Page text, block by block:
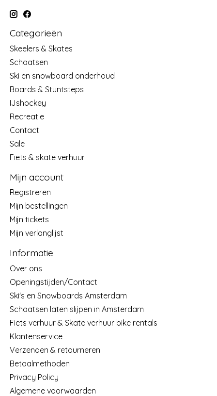
Categorieën
Skeelers & Skates
Schaatsen
Ski en snowboard onderhoud
Boards & Stuntsteps
IJshockey
Recreatie
Contact
Sale
Fiets & skate verhuur
Mijn account
Registreren
Mijn bestellingen
Mijn tickets
Mijn verlanglijst
Informatie
Over ons
Openingstijden/Contact
Ski's en Snowboards Amsterdam
Schaatsen laten slijpen in Amsterdam
Fiets verhuur & Skate verhuur bike rentals
Klantenservice
Verzenden & retourneren
Betaalmethoden
Privacy Policy
Algemene voorwaarden